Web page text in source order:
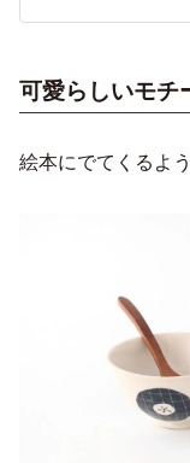
可愛らしいモチ
絵本にでてくるよ